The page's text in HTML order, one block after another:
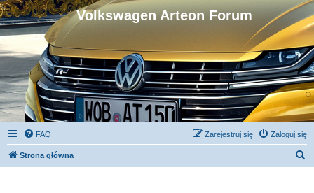
Volkswagen Arteon Forum
FAQ Zaloguj się
Zarejestruj się
Strona główna